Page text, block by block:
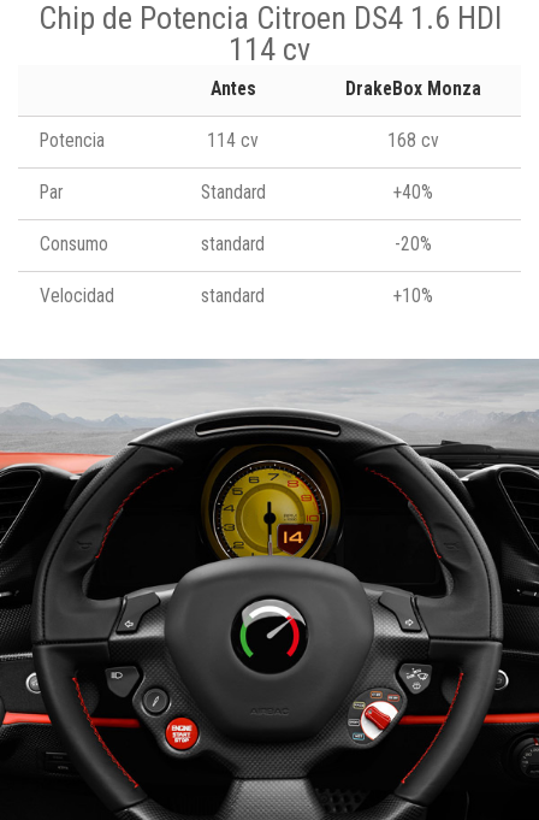
Chip de Potencia Citroen DS4 1.6 HDI
114 cv
Antes DrakeBox Monza
Potencia 114 cv 168 cv
Par Standard +40%
Consumo standard -20%
Velocidad standard +10%